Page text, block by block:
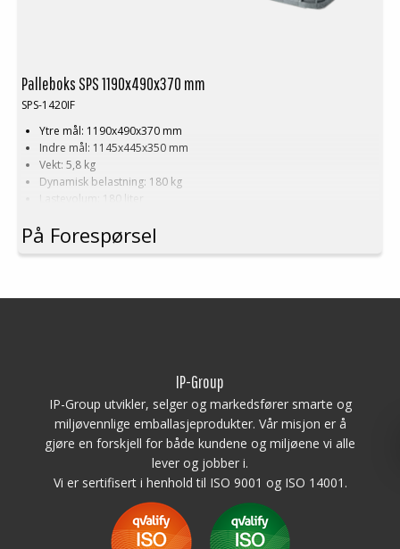
Palleboks SPS 1190x490x370 mm
SPS-1420IF
Ytre mål: 1190x490x370 mm
Indre mål: 1145x445x350 mm
Vekt: 5,8 kg
Dynamisk belastning: 180 kg
Lastevolum: 180 liter
Standardfarge: Grå
Logistikk: 6 stk/pallplasser (119x49x240 cm)
bestilling på mellom 200-2000 stk. Kontakt oss for mer informasjon.
På Forespørsel
IP-Group
IP-Group utvikler, selger og markedsfører smarte og
miljøvennlige emballasjeprodukter. Vår misjon er å
gjøre en forskjell for både kundene og miljøene vi alle
lever og jobber i.
Vi er sertifisert i henhold til ISO 9001 og ISO 14001.